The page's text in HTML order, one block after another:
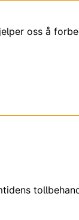
oss å